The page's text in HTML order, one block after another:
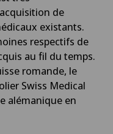
de
existants.
respectifs de
au fil du temps.
romande, le
Swiss Medical
alémanique en